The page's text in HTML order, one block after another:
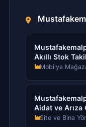
Akıllı Stok
Mobilya
Aidat ve Arıza
Site ve Bina